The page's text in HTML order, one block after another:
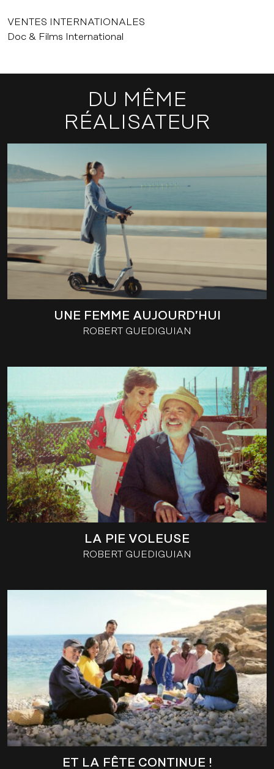
VENTES INTERNATIONALES
Doc & Films International
DU MÊME
RÉALISATEUR
UNE FEMME AUJOURD’HUI
ROBERT GUEDIGUIAN
LA PIE VOLEUSE
ROBERT GUEDIGUIAN
ET LA FÊTE CONTINUE !